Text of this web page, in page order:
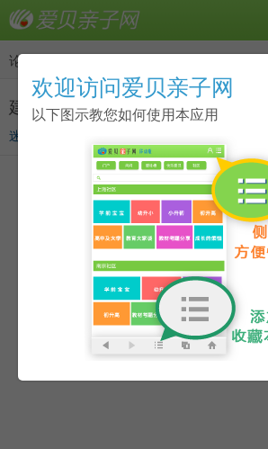
论坛
建邺区比较好的幼儿园介绍及家
迷途羔羊
欢迎访问爱贝亲子网
以下图示教您如何使用本应用